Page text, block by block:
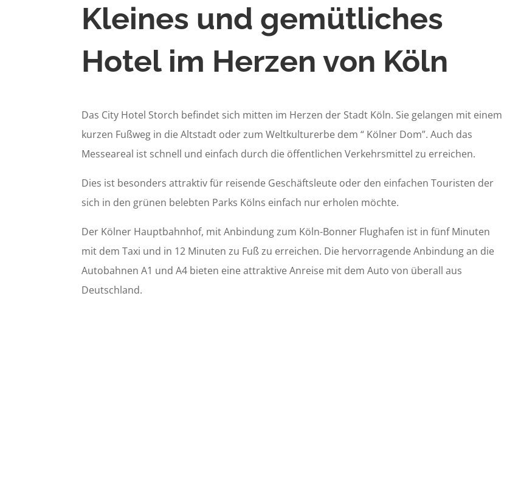
Kleines und gemütliches
Hotel im Herzen von Köln
Das City Hotel Storch befindet sich mitten im Herzen der Stadt Köln. Sie gelangen mit einem
kurzen Fußweg in die Altstadt oder zum Weltkulturerbe dem “ Kölner Dom”. Auch das
Messeareal ist schnell und einfach durch die öffentlichen Verkehrsmittel zu erreichen.
Dies ist besonders attraktiv für reisende Geschäftsleute oder den einfachen Touristen der
sich in den grünen belebten Parks Kölns einfach nur erholen möchte.
Der Kölner Hauptbahnhof, mit Anbindung zum Köln-Bonner Flughafen ist in fünf Minuten
mit dem Taxi und in 12 Minuten zu Fuß zu erreichen. Die hervorragende Anbindung an die
Autobahnen A1 und A4 bieten eine attraktive Anreise mit dem Auto von überall aus
Deutschland.